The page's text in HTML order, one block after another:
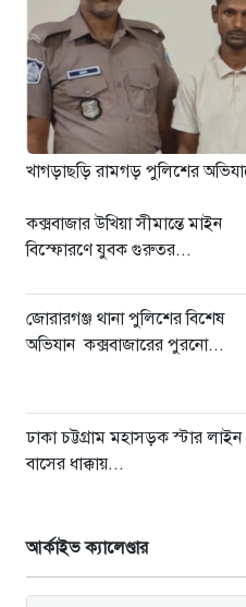
১
১
খাগড়াছড়ি রামগড় পুলিশের
কক্সবাজার উখিয়া সীমান্তে মাইন
বিস্ফোরণে যুবক গুরুতর...
জোরারগঞ্জ থানা পুলিশের বিশেষ
অভিযান কক্সবাজারের পুরনো...
ঢাকা চট্টগ্রাম মহাসড়ক স্টার লাইন
বাসের ধাক্কায়...
আর্কাইভ ক্যালেণ্ডার